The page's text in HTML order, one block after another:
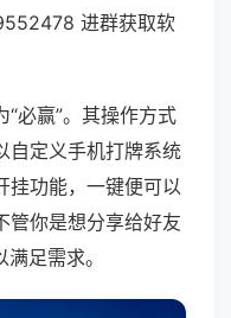
进群获取软
必赢”。其操作方式
自定义手机打牌系统
挂功能，一键便可以
管你是想分享给好友
足需求。